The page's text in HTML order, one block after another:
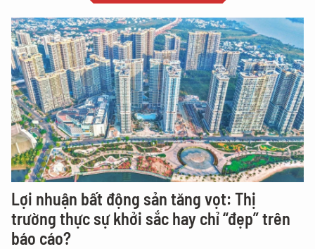
Lợi nhuận bất động sản tăng vọt: Thị
trường thực sự khởi sắc hay chỉ “đẹp” trên
báo cáo?